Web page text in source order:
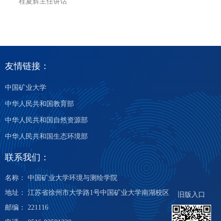
友情链接：
中国矿业大学
中华人民共和国教育部
中华人民共和国自然资源部
中华人民共和国生态环境部
联系我们：
名称： 中国矿业大学环境与测绘学院
地址： 江苏省徐州市大学路1号中国矿业大学南湖校区
邮编： 221116
旧版入口